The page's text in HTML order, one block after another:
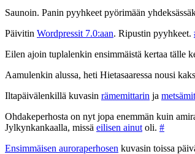
Saunoin. Panin pyyhkeet pyörimään
Päivitin Wordpressit 7.0:aan. Ripustin pyyhkeet.
Eilen ajoin tuplalenkin ensimmäistä kertaa tälle
Aamulenkin alussa, heti Hietasaaressa nousi
Iltapäivälenkillä kuvasin rämemittarin ja
Ohdakeperhosta on nyt jopa enemmän kuin
Jylkynkankaalla, missä eilisen ainut oli. #
Ensimmäisen auroraperhosen kuvasin toissa